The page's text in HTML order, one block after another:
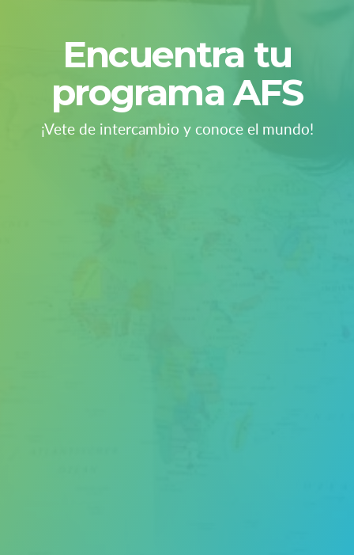
Encuentra tu
programa AFS
¡Vete de intercambio y conoce el mundo!